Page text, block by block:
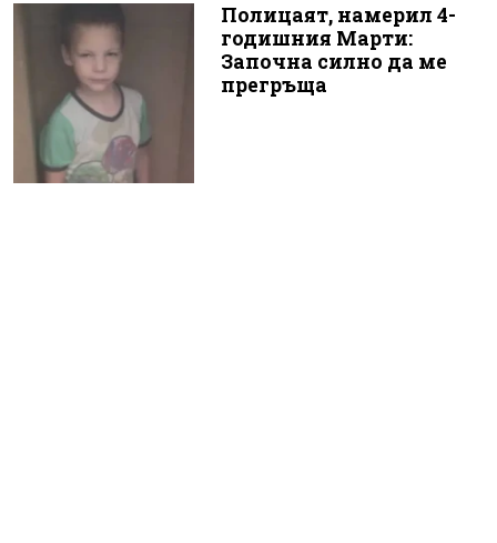
Полицаят, намерил 4-
годишния Марти:
Започна силно да ме
прегръща